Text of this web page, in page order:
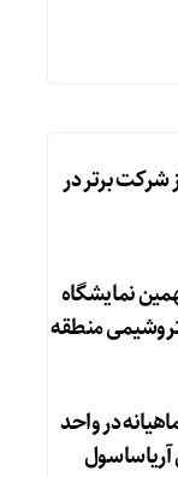
شرکت برتر در
نمایشگاه
منطقه
در واحد